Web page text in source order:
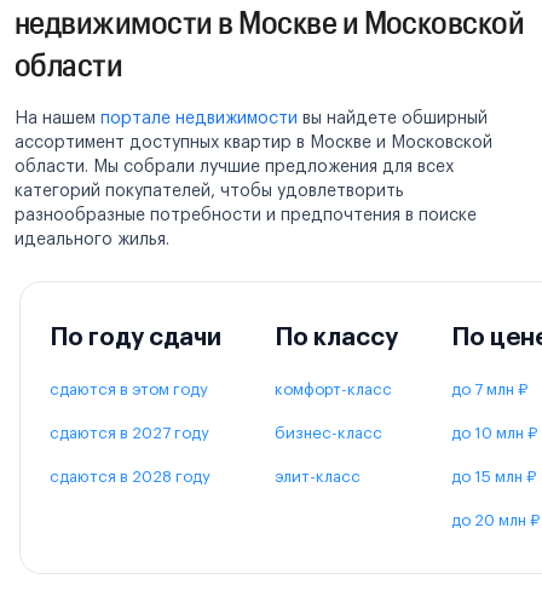
недвижимости в Москве и Московской
области
На нашем портале недвижимости вы найдете обширный
ассортимент доступных квартир в Москве и Московской
области. Мы собрали лучшие предложения для всех
категорий покупателей, чтобы удовлетворить
разнообразные потребности и предпочтения в поиске
идеального жилья.
По году сдачи
сдаются в этом году
сдаются в 2027 году
сдаются в 2028 году
По классу
комфорт-класс
бизнес-класс
элит-класс
По
до 7 млн ₽
до 10 млн ₽
до 15 млн ₽
до 20 млн ₽